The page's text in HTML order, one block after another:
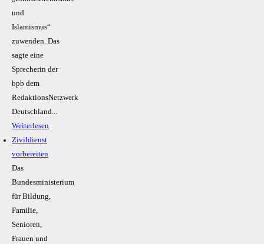
und
Islamismus“
zuwenden. Das
sagte eine
Sprecherin der
bpb dem
RedaktionsNetzwerk
Deutschland...
Weiterlesen
Zivildienst
vorbereiten
Das
Bundesministerium
für Bildung,
Familie,
Senioren,
Frauen und